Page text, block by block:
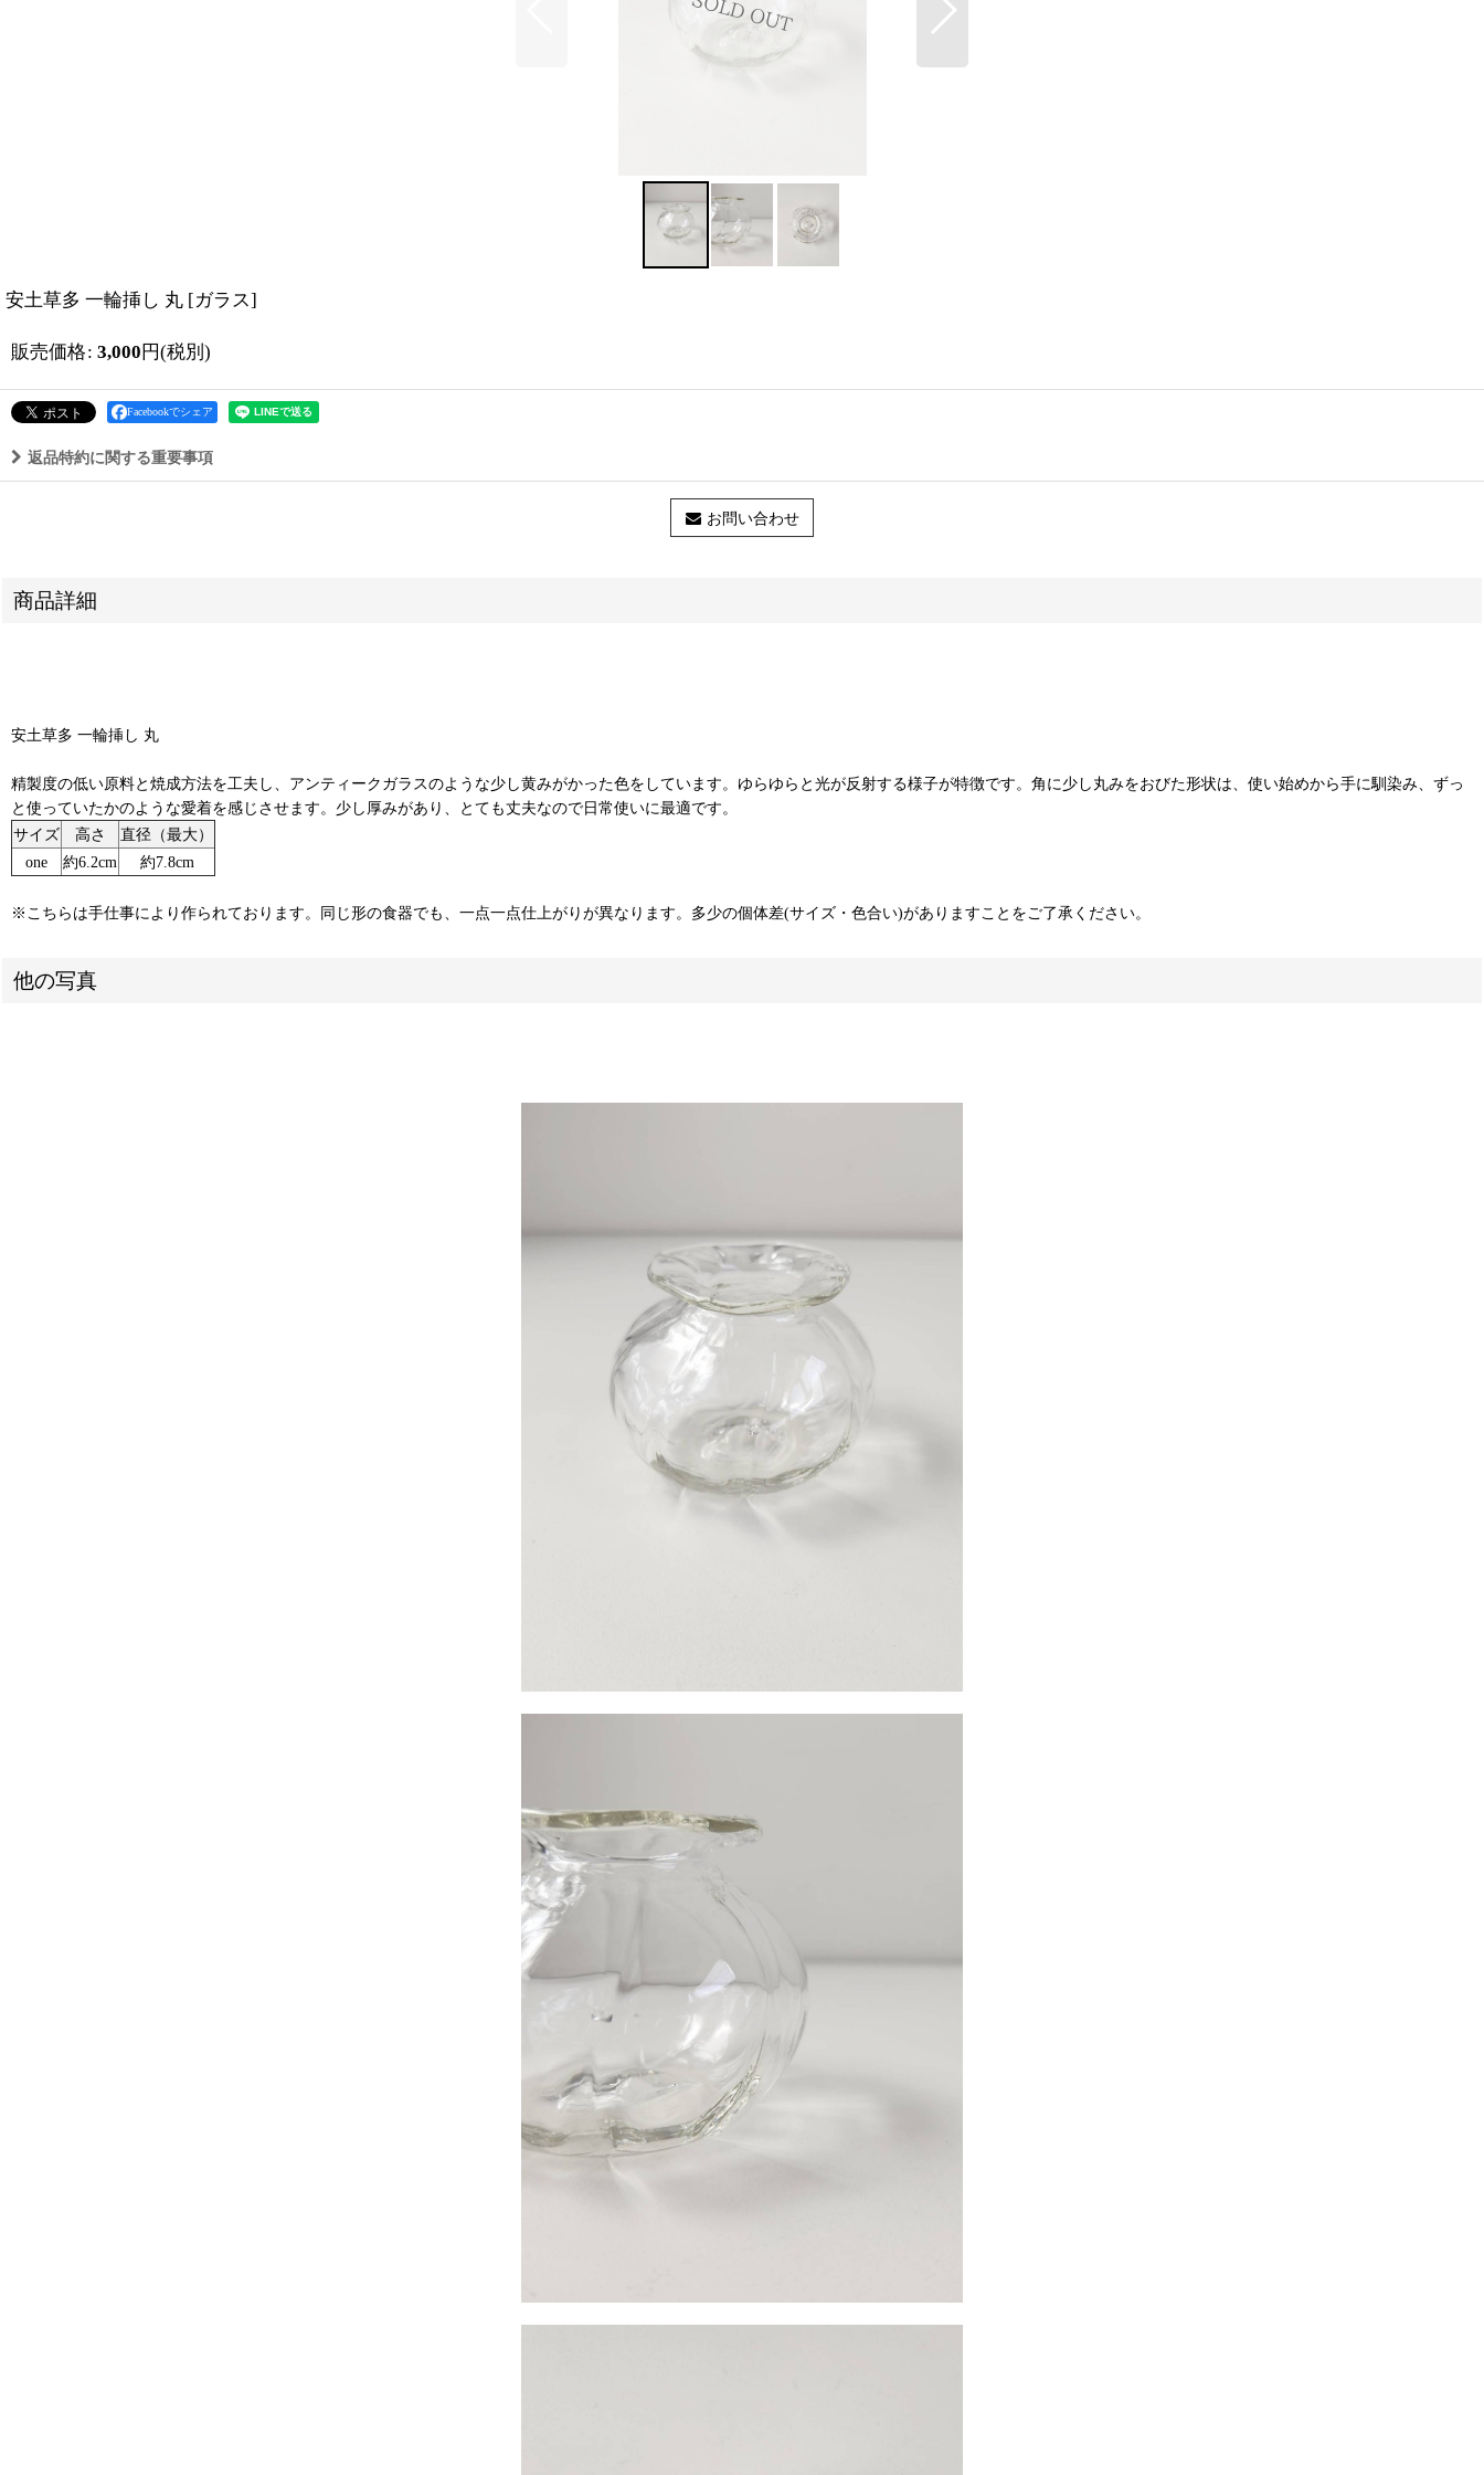
安土草多 一輪挿し 丸 [ガラス]
販売価格: 3,000 円(税別)
Facebookでシェア
返品特約に関する重要事項
お問い合わせ
商品詳細
安土草多 一輪挿し 丸
精製度の低い原料と焼成方法を工夫し、アンティークガラスのような少し黄みがかった色をしています。ゆらゆらと光が反射する様子が特徴です。角に少し丸みをおびた形状は、使い始めから手に馴染み、ずっ
と使っていたかのような愛着を感じさせます。少し厚みがあり、とても丈夫なので日常使いに最適です。
サイズ
高さ
直径（最大）
one
約6.2cm 約7.8cm
※こちらは手仕事により作られております。同じ形の食器でも、一点一点仕上がりが異なります。多少の個体差(サイズ・色合い)がありますことをご了承ください。
他の写真